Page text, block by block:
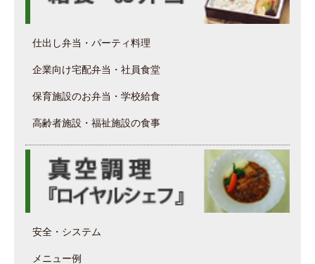
仕出し弁当・パーティ料理
企業向け宅配弁当・社員食堂
保育施設のお弁当・学校給食
高齢者施設・福祉施設の食事
安全・システム
メニュー例